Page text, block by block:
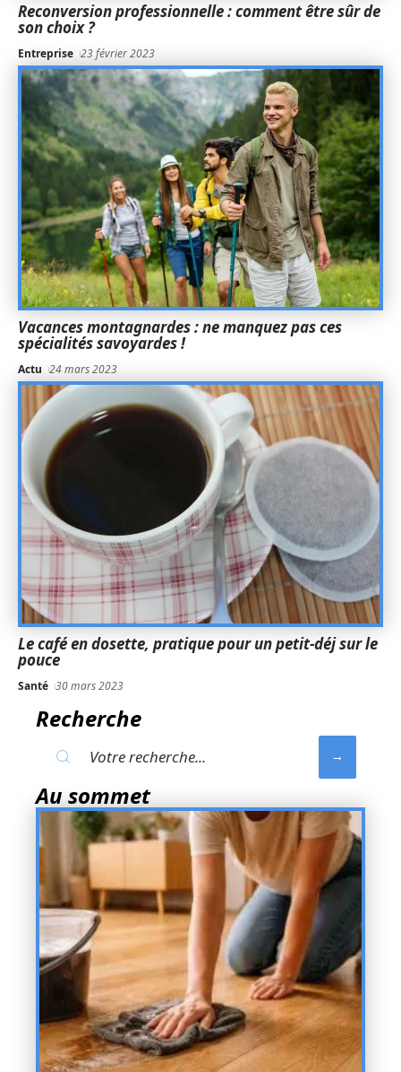
Reconversion professionnelle : comment être sûr de
son choix ?
Entreprise 23 février 2023
Vacances montagnardes : ne manquez pas ces
spécialités savoyardes !
Actu 24 mars 2023
Le café en dosette, pratique pour un petit-déj sur le
pouce
Santé 30 mars 2023
Recherche
Au sommet